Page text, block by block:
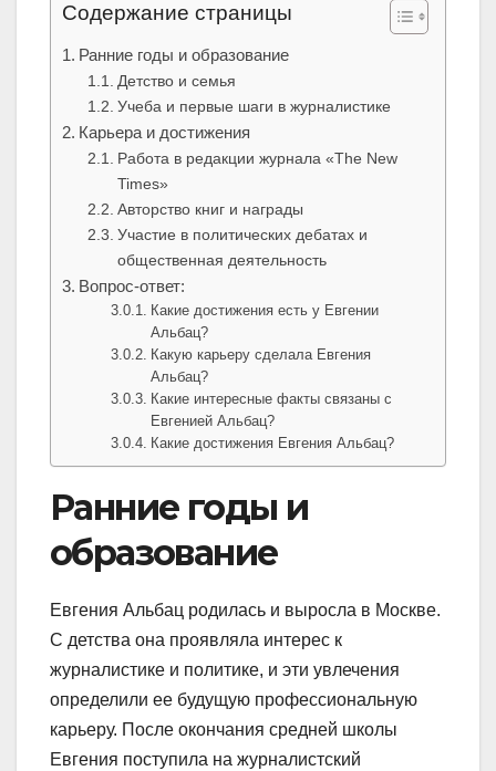
Содержание страницы
Ранние годы и образование
Детство и семья
Учеба и первые шаги в журналистике
Карьера и достижения
Работа в редакции журнала «The New
Times»
Авторство книг и награды
Участие в политических дебатах и
общественная деятельность
Вопрос-ответ:
Какие достижения есть у Евгении
Альбац?
Какую карьеру сделала Евгения
Альбац?
Какие интересные факты связаны с
Евгенией Альбац?
Какие достижения Евгения Альбац?
Ранние годы и
образование
Евгения Альбац родилась и выросла в Москве.
С детства она проявляла интерес к
журналистике и политике, и эти увлечения
определили ее будущую профессиональную
карьеру. После окончания средней школы
Евгения поступила на журналистский